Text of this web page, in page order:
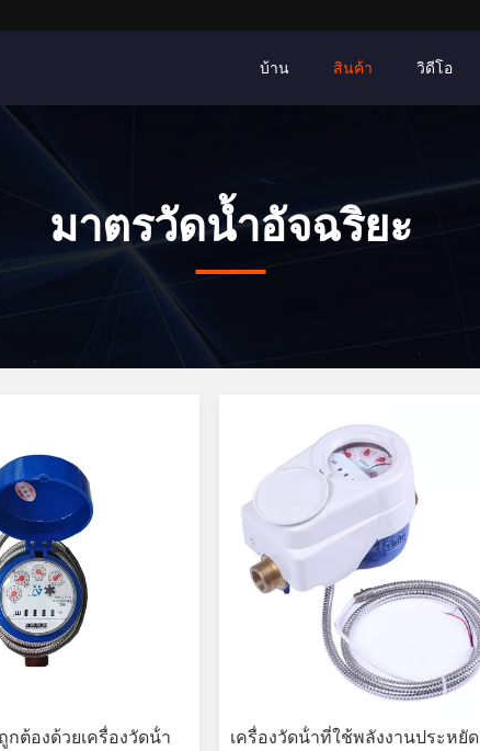
บ้าน สินค้า วิดีโอ
มาตรวัดน้ำอัจฉริยะ
กต้องด้วยเครื่องวัดน้ํา
เครื่องวัดน้ําที่ใช้พลังงานประหยัด